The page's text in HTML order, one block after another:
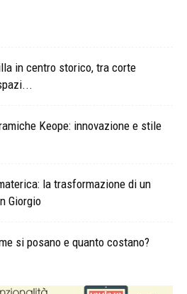
in centro storico, tra corte
Keope: innovazione e stile
la trasformazione di un
Giorgio
si posano e quanto costano?